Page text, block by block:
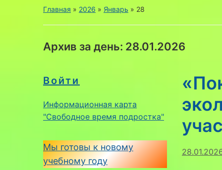
Главная » 2026 » Январь » 28
Архив за день: 28.01.2026
Войти
Информационная карта
"Свободное время подростка"
Мы готовы к новому
учебному году